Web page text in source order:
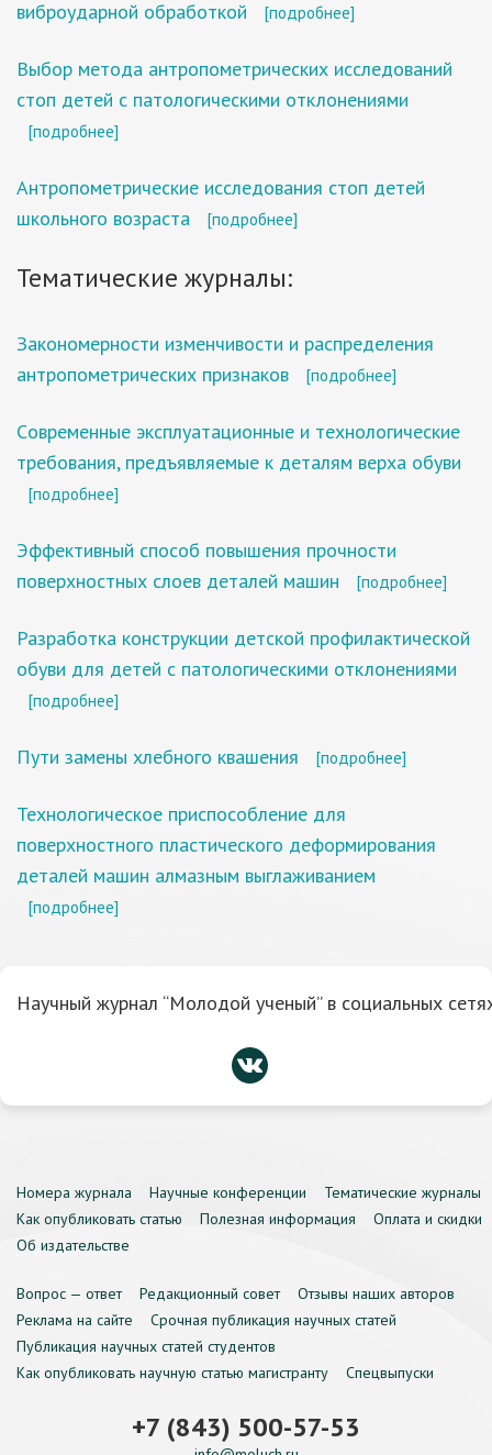
виброударной обработкой
[подробнее]
Выбор метода антропометрических исследований
стоп детей с патологическими отклонениями
[подробнее]
Антропометрические исследования стоп детей
школьного возраста
[подробнее]
Тематические журналы:
Закономерности изменчивости и распределения
антропометрических признаков
[подробнее]
Cовременные эксплуатационные и технологические
требования, предъявляемые к деталям верха обуви
[подробнее]
Эффективный способ повышения прочности
поверхностных слоев деталей машин
[подробнее]
Разработка конструкции детской профилактической
обуви для детей с патологическими отклонениями
[подробнее]
Пути замены хлебного квашения [подробнее]
Технологическое приспособление для
поверхностного пластического деформирования
деталей машин алмазным выглаживанием
[подробнее]
Научный журнал “Молодой ученый” в социальных
Номера журнала Научные конференции
Тематические журналы
Как опубликовать статью
Полезная информация
Оплата и скидки
Об издательстве
Вопрос — ответ Редакционный совет
Отзывы наших авторов
Реклама на сайте
Срочная публикация научных статей
Публикация научных статей студентов
Как опубликовать научную статью магистранту
Спецвыпуски
+7 (843) 500-57-53